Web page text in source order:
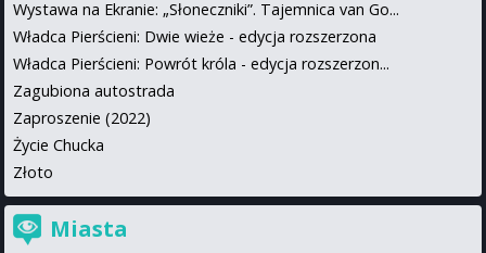
Wystawa na Ekranie: „Słoneczniki”. Tajemnica van Go...
Władca Pierścieni: Dwie wieże - edycja rozszerzona
Władca Pierścieni: Powrót króla - edycja rozszerzon...
Zagubiona autostrada
Zaproszenie (2022)
Życie Chucka
Złoto
Miasta